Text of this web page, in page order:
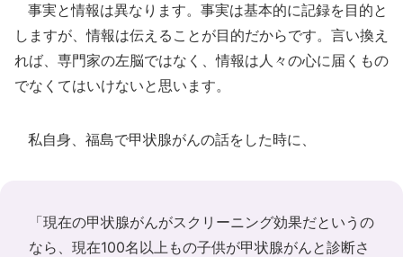
事実と情報は異なります。事実は基本的に記録を目的と
しますが、情報は伝えることが目的だからです。言い換え
れば、専門家の左脳ではなく、情報は人々の心に届くもの
でなくてはいけないと思います。
私自身、福島で甲状腺がんの話をした時に、
「現在の甲状腺がんがスクリーニング効果だというの
なら、現在100名以上もの子供が甲状腺がんと診断さ